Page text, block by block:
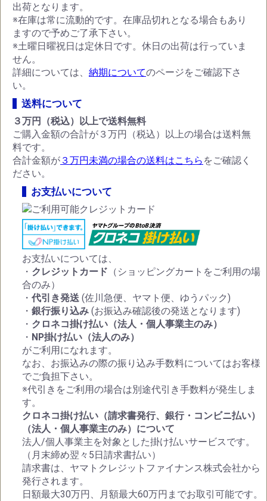
出荷となります。
※在庫は常に流動的です。在庫品切れとなる場合もあり
ますので予めご了承下さい。
※土曜日曜祝日は定休日です。休日の出荷は行っていま
せん。
詳細については、 納期についてのページをご確認下さ
い。
送料について
３万円（税込）以上で送料無料
ご購入金額の合計が３万円（税込）以上の場合は送料無
料です。
合計金額が ３万円未満の場合の送料はこちら をご確認く
ださい。
お支払いについて
お支払いについては、
・ クレジットカード （ショッピングカートをご利用の場
合のみ）
・代引き発送 (佐川急便、ヤマト便、ゆうパック)
・銀行振り込み (お振込み確認後の発送となります)
・ クロネコ掛け払い（法人・個人事業主のみ）
・ NP掛け払い（法人のみ）
がご利用になれます。
なお、お振込みの際の振り込み手数料についてはお客様
でご負担下さい。
※代引きをご利用の場合は別途代引き手数料が発生しま
す。
クロネコ掛け払い（請求書発行、銀行・コンビニ払い）
（法人・個人事業主のみ）について
法人/個人事業主を対象とした掛け払いサービスです。
（月末締め翌々5日請求書払い）
請求書は、ヤマトクレジットファイナンス株式会社から
発行されます。
日額最大30万円、月額最大60万円までお取引可能です。